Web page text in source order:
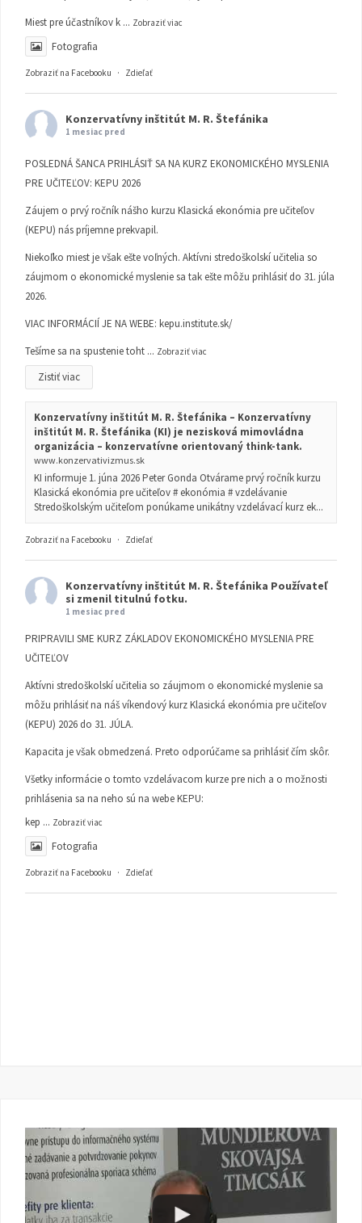
Miest pre účastníkov k ... Zobraziť viac
Fotografia
Zobraziť na Facebooku · Zdieľať
Konzervatívny inštitút M. R. Štefánika
1 mesiac pred
POSLEDNÁ ŠANCA PRIHLÁSIŤ SA NA KURZ EKONOMICKÉHO MYSLENIA
PRE UČITEĽOV: KEPU 2026
Záujem o prvý ročník nášho kurzu Klasická ekonómia pre učiteľov
(KEPU) nás príjemne prekvapil.
Niekoľko miest je však ešte voľných. Aktívni stredoškolskí učitelia so
záujmom o ekonomické myslenie sa tak ešte môžu prihlásiť do 31. júla
2026.
VIAC INFORMÁCIÍ JE NA WEBE: kepu.institute.sk/
Tešíme sa na spustenie toht ... Zobraziť viac
Zistiť viac
Konzervatívny inštitút M. R. Štefánika – Konzervatívny
inštitút M. R. Štefánika (KI) je nezisková mimovládna
organizácia – konzervatívne orientovaný think-tank.
www.konzervativizmus.sk
KI informuje 1. júna 2026 Peter Gonda Otvárame prvý ročník kurzu
Klasická ekonómia pre učiteľov # ekonómia # vzdelávanie
Stredoškolským učiteľom ponúkame unikátny vzdelávací kurz ek...
Zobraziť na Facebooku · Zdieľať
Konzervatívny inštitút M. R. Štefánika Používateľ
si zmenil titulnú fotku.
1 mesiac pred
PRIPRAVILI SME KURZ ZÁKLADOV EKONOMICKÉHO MYSLENIA PRE
UČITEĽOV
Aktívni stredoškolskí učitelia so záujmom o ekonomické myslenie sa
môžu prihlásiť na náš víkendový kurz Klasická ekonómia pre učiteľov
(KEPU) 2026 do 31. JÚLA.
Kapacita je však obmedzená. Preto odporúčame sa prihlásiť čím skôr.
Všetky informácie o tomto vzdelávacom kurze pre nich a o možnosti
prihlásenia sa na neho sú na webe KEPU:
kep ... Zobraziť viac
Fotografia
Zobraziť na Facebooku · Zdieľať